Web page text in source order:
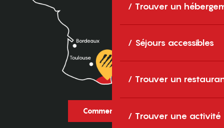
Trouver un
Séjours accessibles
Trouver un
Trouver une activité
Comment venir ?